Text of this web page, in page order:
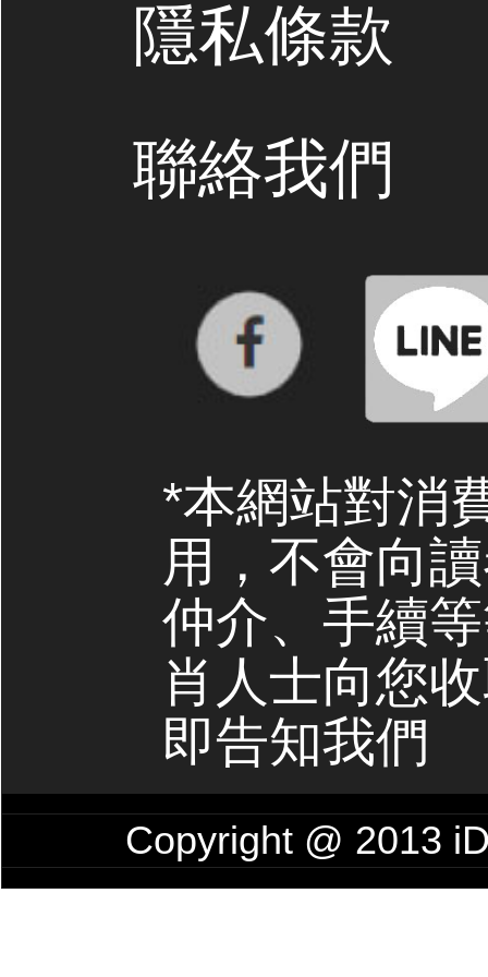
隱私條款
聯絡我們
*本網站對消
用，不會向
仲介、手續
肖人士向您
即告知我們
Copyright @ 2013